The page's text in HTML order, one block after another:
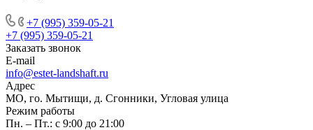
+7 (995) 359-05-21
+7 (995) 359-05-21
Заказать звонок
E-mail
info@estet-landshaft.ru
Адрес
МО, го. Мытищи, д. Сгонники, Угловая улица
Режим работы
Пн. – Пт.: с 9:00 до 21:00